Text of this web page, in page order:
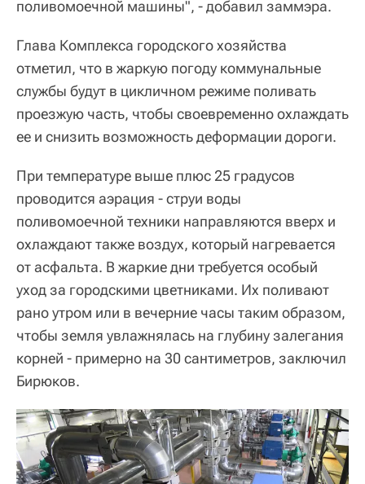
поливомоечной машины", - добавил заммэра.
Глава Комплекса городского хозяйства
отметил, что в жаркую погоду коммунальные
службы будут в цикличном режиме поливать
проезжую часть, чтобы своевременно охлаждать
ее и снизить возможность деформации дороги.
При температуре выше плюс 25 градусов
проводится аэрация - струи воды
поливомоечной техники направляются вверх и
охлаждают также воздух, который нагревается
от асфальта. В жаркие дни требуется особый
уход за городскими цветниками. Их поливают
рано утром или в вечерние часы таким образом,
чтобы земля увлажнялась на глубину залегания
корней - примерно на 30 сантиметров, заключил
Бирюков.